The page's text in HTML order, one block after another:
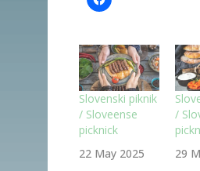
Slovenski piknik
/ Sloveense
picknick
22 May 2025
/
29